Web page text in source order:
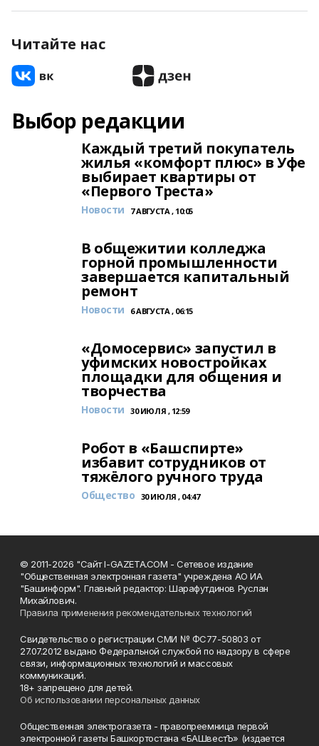
Читайте нас
Выбор редакции
Каждый третий покупатель
жилья «комфорт плюс» в Уфе
выбирает квартиры от
«Первого Треста»
Новости 7 АВГУСТА , 10:05
В общежитии колледжа
горной промышленности
завершается капитальный
ремонт
Новости 6 АВГУСТА , 06:15
«Домосервис» запустил в
уфимских новостройках
площадки для общения и
творчества
Новости 30 ИЮЛЯ , 12:59
Робот в «Башспирте»
избавит сотрудников от
тяжёлого ручного труда
Общество 30 ИЮЛЯ , 04:47
© 2011-2026 "Сайт I-GAZETA.COM - Сетевое издание
"Общественная электронная газета" учреждена АО ИА
"Башинформ". Главный редактор: Шарафутдинов Руслан
Михайлович.
Правила применения рекомендательных технологий
Свидетельство о регистрации СМИ № ФС77-50803 от
27.07.2012 выдано Федеральной службой по надзору в сфере
связи, информационных технологий и массовых
коммуникаций.
18+ запрещено для детей.
Об использовании персональных данных
Общественная электрогазета - правопреемница первой
электронной газеты Башкортостана «БАШвестЪ» (издается